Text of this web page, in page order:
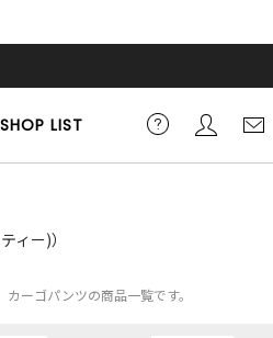
SHOP LIST
ィー)）
ーゴパンツの商品一覧です。